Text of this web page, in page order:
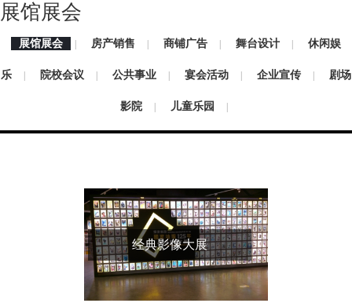
展馆展会
展馆展会 房产销售 商铺广告 舞台设计 休闲娱
乐 院校会议 公共事业 宴会活动 企业宣传 剧场
影院 儿童乐园
经典影像大展